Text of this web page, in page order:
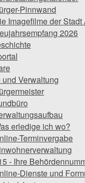
Pinnwand
Imagefilme der Stadt
2026
und Verwaltung
erledige ich wo?
Terminvergabe
- Ihre
Dienste und